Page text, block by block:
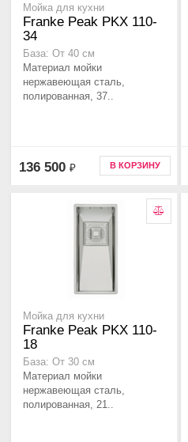
Мойка для кухни
Franke Peak PKX 110-
34
База: От 40 см
Материал мойки
нержавеющая сталь,
полированная, 37..
136 500 ₽ В КОРЗИНУ
Мойка для кухни
Franke Peak PKX 110-
18
База: От 30 см
Материал мойки
нержавеющая сталь,
полированная, 21..